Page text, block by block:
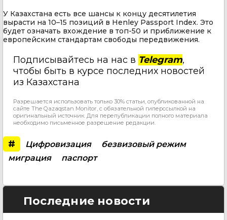
У Казахстана есть все шансы к концу десятилетия
вырасти на 10–15 позиций в Henley Passport Index. Это
будет означать вхождение в топ-50 и приближение к
европейским стандартам свободы передвижения.
Подписывайтесь на нас в Telegram,
чтобы быть в курсе последних новостей
из Казахстана
Разрешается использовать только 30% статьи, опубликованной на
сайте The Qazaqstan Monitor, с обязательной гиперссылкой на
оригинальный источник. Для перепубликации полного материала
необходимо письменное разрешение редакции.
# Цифровизация
безвизовый режим
миграция
паспорт
Последние новости